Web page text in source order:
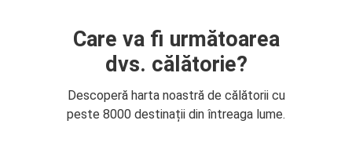
Care va fi următoarea
dvs. călătorie?
Descoperă harta noastră de călătorii cu
peste 8000 destinații din întreaga lume.